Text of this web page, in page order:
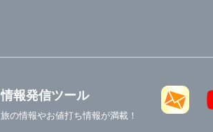
情報発信ツール
旅の情報やお値打ち情報が満載！